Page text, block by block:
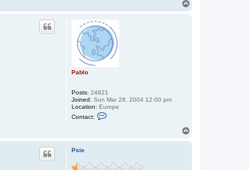
Pablo
Posts: 24821
Joined: Sun Mar 28, 2004 12:00 pm
Location: Europe
Contact:
a
P
Psie